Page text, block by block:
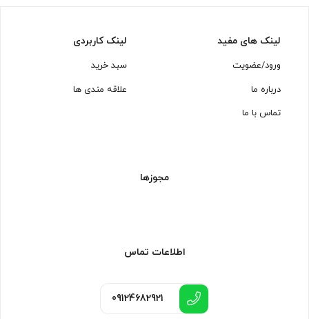
لینک های مفید
ورود/عضویت
درباره ما
تماس با ما
لینک کاربردی
سبد خرید
علاقه مندی ها
مجوزها
اطلاعات تماس
09124682921